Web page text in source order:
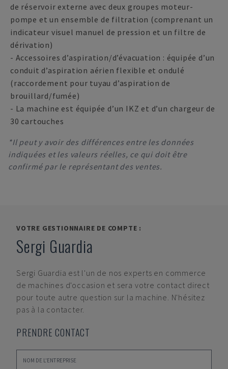
de réservoir externe avec deux groupes moteur-
pompe et un ensemble de filtration (comprenant un
indicateur visuel manuel de pression et un filtre de
dérivation)
- Accessoires d’aspiration/d’évacuation : équipée d’un
conduit d’aspiration aérien flexible et ondulé
(raccordement pour tuyau d’aspiration de
brouillard/fumée)
- La machine est équipée d’un IKZ et d’un chargeur de
30 cartouches
*Il peut y avoir des différences entre les données
indiquées et les valeurs réelles, ce qui doit être
confirmé par le représentant des ventes.
VOTRE GESTIONNAIRE DE COMPTE :
Sergi Guardia
Sergi Guardia est l'un de nos experts en commerce
de machines d'occasion et sera votre contact direct
pour toute autre question sur la machine. N'hésitez
pas à la contacter.
PRENDRE CONTACT